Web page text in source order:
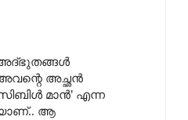
അദ്ഭുതങ്ങൾ
അച്ഛൻ
മാൻ’ എന്ന
ആ